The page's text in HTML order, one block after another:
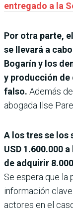
entregado a la
Por otra parte,
se llevará a
Bogarín y los
y producción
falso. Además
abogada Ilse
A los tres se los
USD 1.600.000
de adquirir
Se espera que la
información
actores en el